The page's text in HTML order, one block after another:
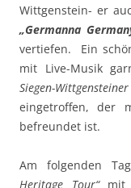
Wittgenstein- er
„Germanna
vertiefen. Ein
mit Live-Musik
Siegen-
eingetroffen, der
befreundet ist.
Am folgenden
Heritage Tour“mit